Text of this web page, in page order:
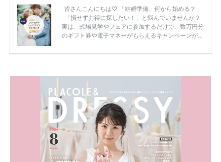
皆さんこんにちは♡ 「結婚準備、何から始める？」
「損せずお得に探したい！」と悩んでいませんか？
実は、式場見学やフェアに参加するだけで、数万円分
のギフト券や電子マネーがもらえるキャンペーンがあ
ため、比較せずに選ぶと損をしてしまうことも……。
内容：特典金額・条件・応募方法・注意点 「どこが
一番お得？」「プラコレの特典は？」といった疑問も
解決します。 まずは診断で候補を絞れる「ウェディ
ング診断」か、体験型 […]
続きを読む